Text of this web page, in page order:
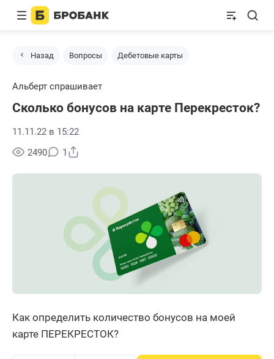
Назад Вопросы Дебетовые карты
Альберт спрашивает
Сколько бонусов на карте Перекресток?
11.11.22 в 15:22
2490
1
Как определить количество бонусов на моей
карте ПЕРЕКРЕСТОК?